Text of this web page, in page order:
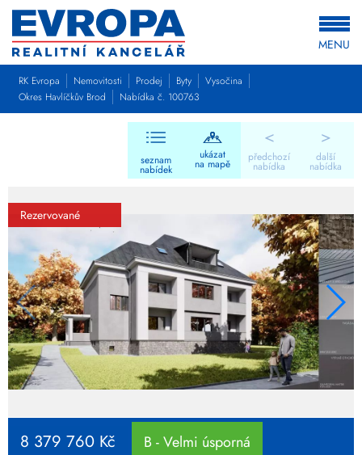
MENU
RK Evropa Nemovitosti Prodej Byty
Vysočina
Okres Havlíčkův Brod
Nabídka č. 100763
<
předchozí
nabídka
seznam
nabídek
ukázat
na mapě
>
další
nabídka
Rezervované
8 379 760 Kč
B - Velmi úsporná